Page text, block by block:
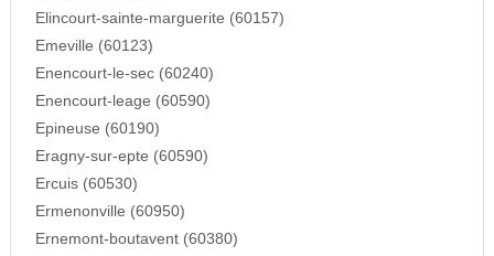
Elincourt-sainte-marguerite (60157)
Emeville (60123)
Enencourt-le-sec (60240)
Enencourt-leage (60590)
Epineuse (60190)
Eragny-sur-epte (60590)
Ercuis (60530)
Ermenonville (60950)
Ernemont-boutavent (60380)